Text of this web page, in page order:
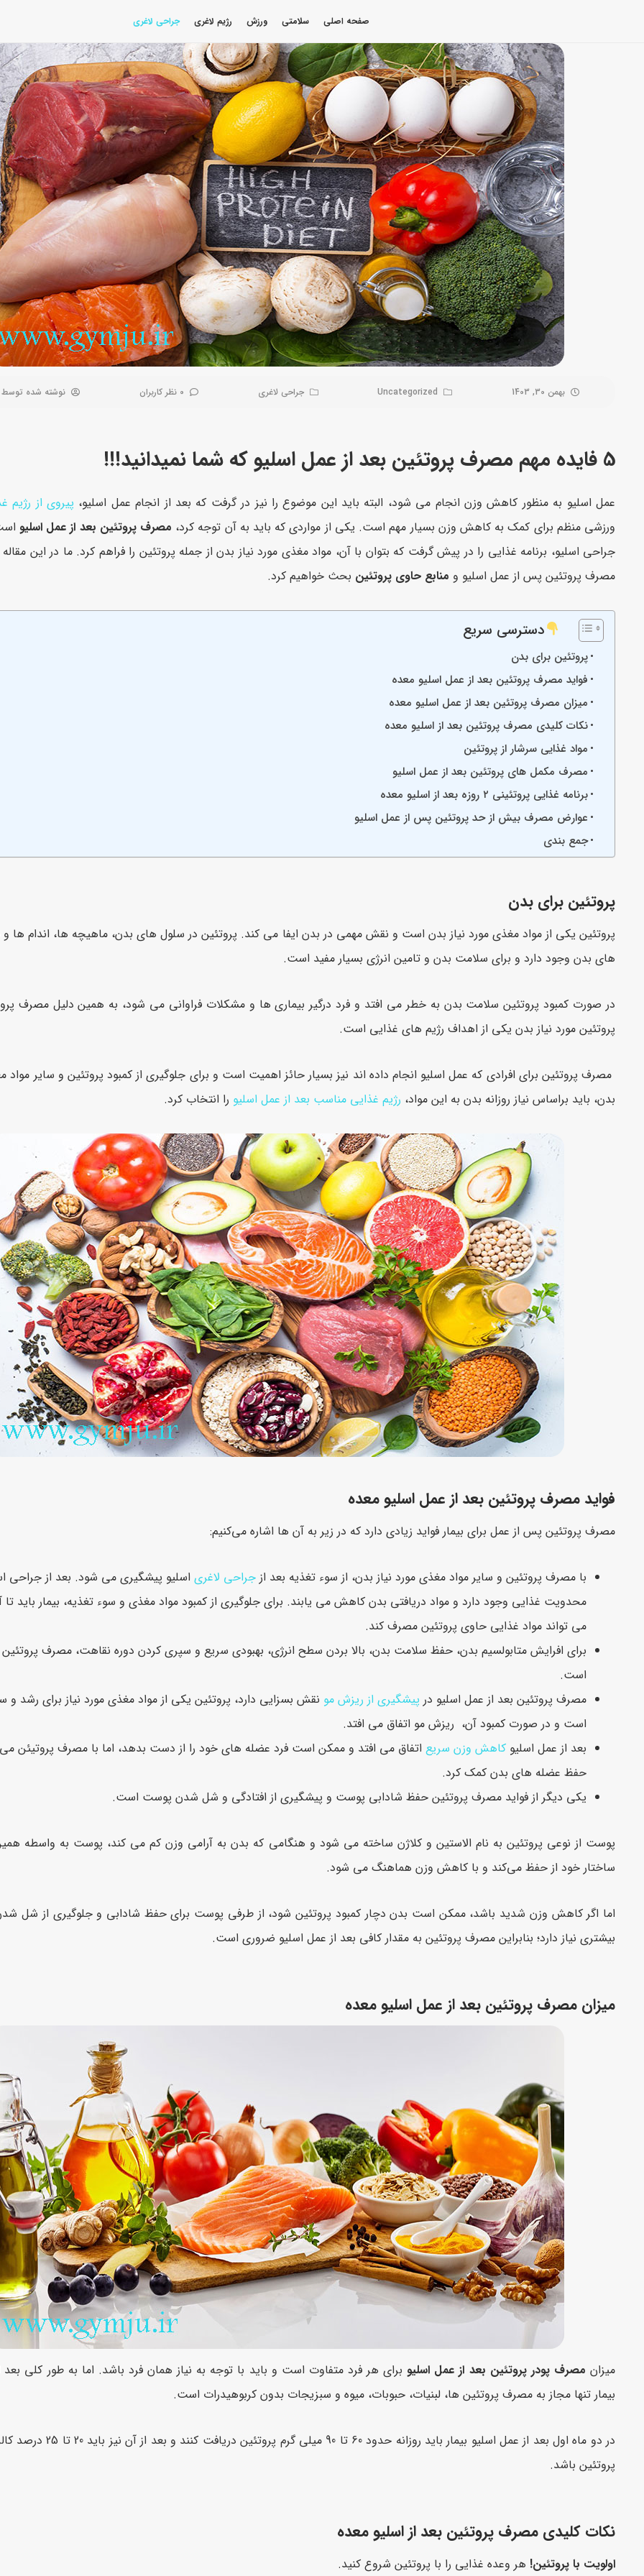
صفحه اصلی سلامتی ورزش رژیم لاغری جراحی لاغری
بهمن 30, 1403 Uncategorized جراحی لاغری 0 نظر کاربران نوشته شده توسط
5 فایده مهم مصرف پروتئین بعد از عمل اسلیو که شما نمیدانید!!!
عمل اسلیو به منظور کاهش وزن انجام می شود، البته باید این موضوع را نیز در گرفت که بعد از انجام عمل اسلیو، پیروی از رژیم
ورزشی منظم برای کمک به کاهش وزن بسیار مهم است. یکی از مواردی که باید به آن توجه کرد، مصرف پروتئین بعد از عمل اسلیو
جراحی اسلیو، برنامه غذایی را در پیش گرفت که بتوان با آن، مواد مغذی مورد نیاز بدن از جمله پروتئین را فراهم کرد. ما در این
مصرف پروتئین پس از عمل اسلیو و منابع حاوی پروتئین بحث خواهیم کرد.
دسترسی سریع
پروتئین برای بدن
فواید مصرف پروتئین بعد از عمل اسلیو معده
میزان مصرف پروتئین بعد از عمل اسلیو معده
نکات کلیدی مصرف پروتئین بعد از اسلیو معده
مواد غذایی سرشار از پروتئین
مصرف مکمل های پروتئین بعد از عمل اسلیو
برنامه غذایی پروتئینی ۲ روزه بعد از اسلیو معده
عوارض مصرف بیش از حد پروتئین پس از عمل اسلیو
جمع بندی
پروتئین برای بدن
پروتئین یکی از مواد مغذی مورد نیاز بدن است و نقش مهمی در بدن ایفا می کند. پروتئین در سلول های بدن، ماهیچه ها، اندام ها و
های بدن وجود دارد و برای سلامت بدن و تامین انرژی بسیار مفید است.
در صورت کمبود پروتئین سلامت بدن به خطر می افتد و فرد درگیر بیماری ها و مشکلات فراوانی می شود، به همین دلیل مصرف
پروتئین مورد نیاز بدن یکی از اهداف رژیم های غذایی است.
مصرف پروتئین برای افرادی که عمل اسلیو انجام داده اند نیز بسیار حائز اهمیت است و برای جلوگیری از کمبود پروتئین و سایر مواد
بدن، باید براساس نیاز روزانه بدن به این مواد، رژیم غذایی مناسب بعد از عمل اسلیو را انتخاب کرد.
فواید مصرف پروتئین بعد از عمل اسلیو معده
مصرف پروتئین پس از عمل برای بیمار فواید زیادی دارد که در زیر به آن ها اشاره می‌کنیم:
با مصرف پروتئین و سایر مواد مغذی مورد نیاز بدن، از سوء تغذیه بعد از جراحی لاغری اسلیو پیشگیری می شود. بعد از جراحی
محدویت غذایی وجود دارد و مواد دریافتی بدن کاهش می یابند. برای جلوگیری از کمبود مواد مغذی و سوء تغذیه، بیمار باید تا
می تواند مواد غذایی حاوی پروتئین مصرف کند.
برای افرایش متابولسیم بدن، حفظ سلامت بدن، بالا بردن سطح انرژی، بهبودی سریع و سپری کردن دوره نقاهت، مصرف
است.
مصرف پروتئین بعد از عمل اسلیو در پیشگیری از ریزش مو نقش بسزایی دارد، پروتئین یکی از مواد مغذی مورد نیاز برای رشد و
است و در صورت کمبود آن، ریزش مو اتفاق می افتد.
بعد از عمل اسلیو کاهش وزن سریع اتفاق می افتد و ممکن است فرد عضله های خود را از دست بدهد، اما با مصرف پروتیئن می
حفظ عضله های بدن کمک کرد.
یکی دیگر از فواید مصرف پروتئین حفظ شادابی پوست و پیشگیری از افتادگی و شل شدن پوست است.
پوست از نوعی پروتئین به نام الاستین و کلاژن ساخته می شود و هنگامی که بدن به آرامی وزن کم می کند، پوست به واسطه
ساختار خود از حفظ می‌کند و با کاهش وزن هماهنگ می شود.
اما اگر کاهش وزن شدید باشد، ممکن است بدن دچار کمبود پروتئین شود، از طرفی پوست برای حفظ شادابی و جلوگیری از شل
بیشتری نیاز دارد؛ بنابراین مصرف پروتئین به مقدار کافی بعد از عمل اسلیو ضروری است.
میزان مصرف پروتئین بعد از عمل اسلیو معده
میزان مصرف پودر پروتئین بعد از عمل اسلیوبرای هر فرد متفاوت است و باید با توجه به نیاز همان فرد باشد. اما به طور کلی بعد
بیمار تنها مجاز به مصرف پروتئین ها، لبنیات، حبوبات، میوه و سبزیجات بدون کربوهیدرات است.
در دو ماه اول بعد از عمل اسلیو بیمار باید روزانه حدود
پروتئین باشد.
نکات کلیدی مصرف پروتئین بعد از اسلیو معده
اولویت با پروتئین! هر وعده غذایی را با پروتئین شروع کنید.